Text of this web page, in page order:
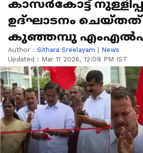
കാസര്‍കോട്ട്
ഉദ്ഘാടനം ചെയ്തത്
കുഞ്ഞമ്പു
Author : Sithara Sreelayam | News
Updated : Mar 11 2026, 12:09 PM IST